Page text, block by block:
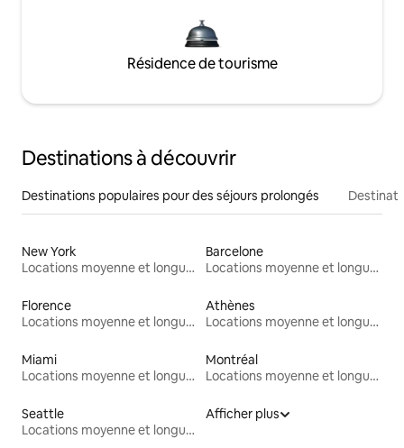
Résidence de tourisme
Destinations à découvrir
Destinations populaires pour des séjours prolongés
New York
Locations moyenne et longue durée
Barcelone
Locations moyenne et longue durée
Florence
Locations moyenne et longue durée
Athènes
Locations moyenne et longue durée
Miami
Locations moyenne et longue durée
Montréal
Locations moyenne et longue durée
Seattle
Locations moyenne et longue durée
Afficher plus